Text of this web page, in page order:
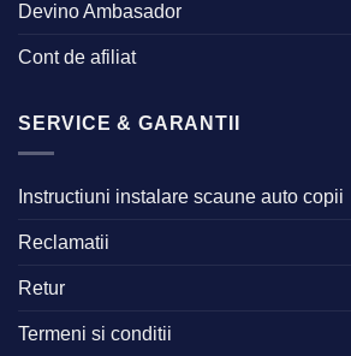
Devino Ambasador
Cont de afiliat
SERVICE & GARANTII
Instructiuni instalare scaune auto copii
Reclamatii
Retur
Termeni si conditii